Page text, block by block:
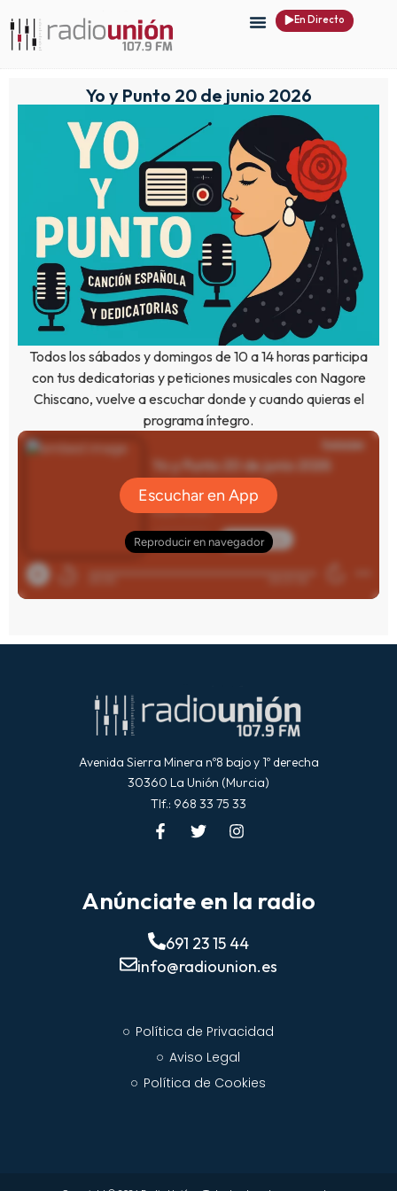
En Directo
Yo y Punto 20 de junio 2026
Todos los sábados y domingos de 10 a 14 horas participa
con tus dedicatorias y peticiones musicales con Nagore
Chiscano, vuelve a escuchar donde y cuando quieras el
programa íntegro.
Avenida Sierra Minera nº8 bajo y 1º derecha
30360 La Unión (Murcia)
Tlf.: 968 33 75 33
Anúnciate en la radio
691 23 15 44
info@radiounion.es
Política de Privacidad
Aviso Legal
Política de Cookies